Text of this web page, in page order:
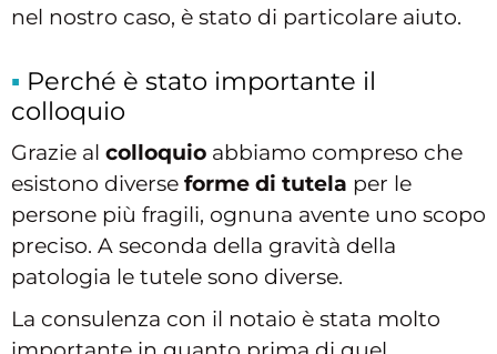
nel nostro caso, è stato di particolare aiuto.
Perché è stato importante il
colloquio
Grazie al colloquio abbiamo compreso che
esistono diverse forme di tutela per le
persone più fragili, ognuna avente uno scopo
preciso. A seconda della gravità della
patologia le tutele sono diverse.
La consulenza con il notaio è stata molto